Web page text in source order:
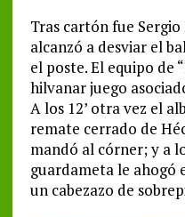
Tras cartón fue
alcanzó a desviar el
el poste. El equipo de
hilvanar juego
A los 12’ otra vez el
remate cerrado de
mandó al córner; y a
guardameta le ahogó
un cabezazo de